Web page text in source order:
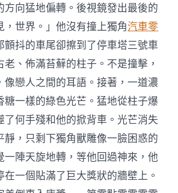
方向猛地偏轉。後視鏡發出最後的
，世界。」他沒有撞上獨角汽車零
顫抖的車尾卻擦到了停車塔三號車
、佈滿苔蘚的柱子。不是撞擊，
像戀人之間的耳語。接著，一道濃
糖一樣的綠色光芒。猛地從柱子爆
了何手殘和他的掀背車。光芒消失
靜，只剩下獨角獸雕像一臉困惑的
一陣天旋地轉，等他回過神來，他
一個貼滿了巨大獎狀的牆壁上。